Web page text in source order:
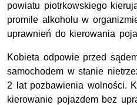
powiatu piotrkowskiego
promile alkoholu w
uprawnień do kierowania
Kobieta odpowie przed
samochodem w stanie
2 lat pozbawienia wolności.
kierowanie pojazdem bez